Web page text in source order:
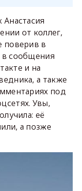
от коллег,
поверив в
в сообщения
и на
а также
под
Увы,
её
а позже